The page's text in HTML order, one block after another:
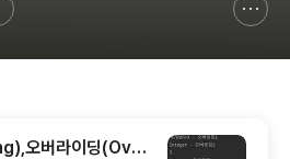
오버라이딩(Over